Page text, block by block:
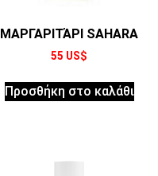
ΜΑΡΓΑΡΙΤΆΡΙ SAHARA
55 US$
Προσθήκη στο καλάθι